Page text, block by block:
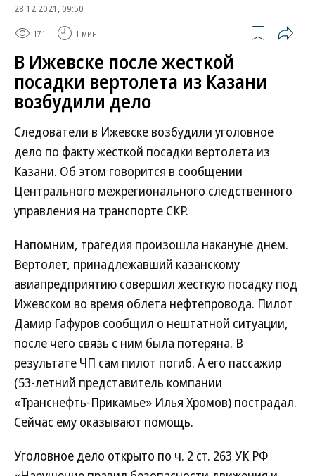
28.12.2021, 09:50
171 1 мин.
В Ижевске после жесткой
посадки вертолета из Казани
возбудили дело
Следователи в Ижевске возбудили уголовное
дело по факту жесткой посадки вертолета из
Казани. Об этом говорится в сообщении
Центрального межрегионального следственного
управления на транспорте СКР.
Напомним, трагедия произошла накануне днем.
Вертолет, принадлежавший казанскому
авиапредприятию совершил жесткую посадку под
Ижевском во время облета нефтепровода. Пилот
Дамир Гафуров сообщил о нештатной ситуации,
после чего связь с ним была потеряна. В
результате ЧП сам пилот погиб. А его пассажир
(53-летний представитель компании
«Транснефть-Прикамье» Илья Хромов) пострадал.
Сейчас ему оказывают помощь.
Уголовное дело открыто по ч. 2 ст. 263 УК РФ